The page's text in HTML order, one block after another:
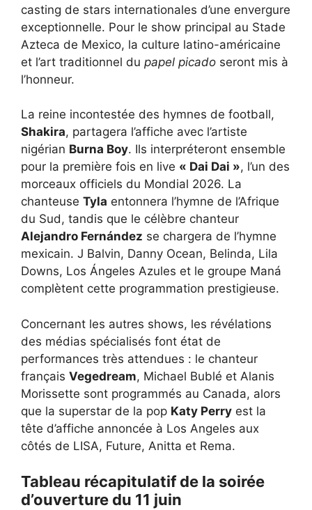
casting de stars internationales d’une envergure
exceptionnelle. Pour le show principal au Stade
Azteca de Mexico, la culture latino-américaine
et l’art traditionnel du papel picado seront mis à
l’honneur.
La reine incontestée des hymnes de football,
Shakira, partagera l’affiche avec l’artiste
nigérian Burna Boy. Ils interpréteront ensemble
pour la première fois en live « Dai Dai », l’un des
morceaux officiels du Mondial 2026. La
chanteuse Tyla entonnera l’hymne de l’Afrique
du Sud, tandis que le célèbre chanteur
Alejandro Fernández se chargera de l’hymne
mexicain. J Balvin, Danny Ocean, Belinda, Lila
Downs, Los Ángeles Azules et le groupe Maná
complètent cette programmation prestigieuse.
Concernant les autres shows, les révélations
des médias spécialisés font état de
performances très attendues : le chanteur
français Vegedream, Michael Bublé et Alanis
Morissette sont programmés au Canada, alors
que la superstar de la pop Katy Perry est la
tête d’affiche annoncée à Los Angeles aux
côtés de LISA, Future, Anitta et Rema.
Tableau récapitulatif de la soirée
d’ouverture du 11 juin